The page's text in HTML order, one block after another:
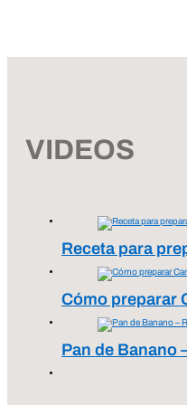
VIDEOS
Receta para
Cómo preparar
Pan de Banano